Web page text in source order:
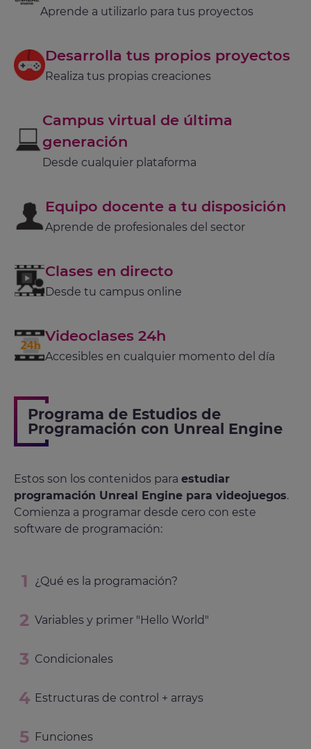
Aprende a utilizarlo para tus proyectos
Desarrolla tus propios proyectos
Realiza tus propias creaciones
Campus virtual de última
generación
Desde cualquier plataforma
Equipo docente a tu disposición
Aprende de profesionales del sector
Clases en directo
Desde tu campus online
Videoclases 24h
Accesibles en cualquier momento del día
Programa de Estudios de
Programación con Unreal Engine
Estos son los contenidos para estudiar
programación Unreal Engine para videojuegos.
Comienza a programar desde cero con este
software de programación:
¿Qué es la programación?
Variables y primer "Hello World"
Condicionales
Estructuras de control + arrays
Funciones